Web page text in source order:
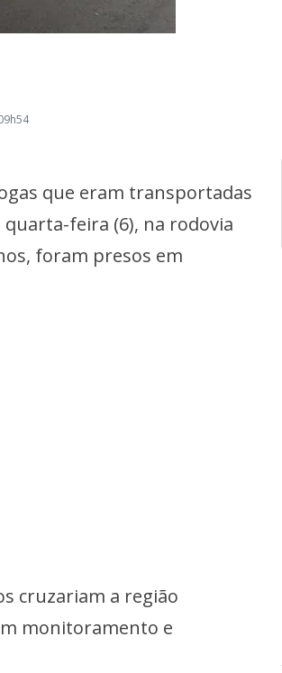
que eram transportadas
feira (6), na rodovia
foram presos em
cruzariam a região
monitoramento e